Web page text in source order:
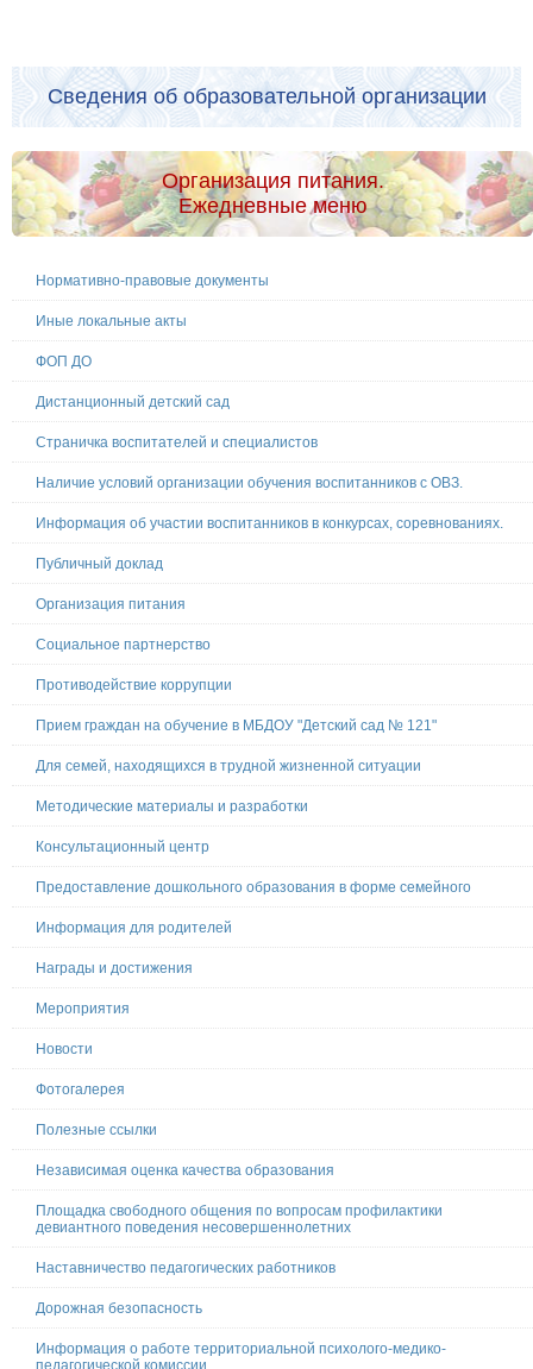
Сведения об образовательной организации
Организация питания.
Ежедневные меню
Нормативно-правовые документы
Иные локальные акты
ФОП ДО
Дистанционный детский сад
Страничка воспитателей и специалистов
Наличие условий организации обучения воспитанников с ОВЗ.
Информация об участии воспитанников в конкурсах, соревнованиях.
Публичный доклад
Организация питания
Социальное партнерство
Противодействие коррупции
Прием граждан на обучение в МБДОУ "Детский сад № 121"
Для семей, находящихся в трудной жизненной ситуации
Методические материалы и разработки
Консультационный центр
Предоставление дошкольного образования в форме семейного
Информация для родителей
Награды и достижения
Мероприятия
Новости
Фотогалерея
Полезные ссылки
Независимая оценка качества образования
Площадка свободного общения по вопросам профилактики
девиантного поведения несовершеннолетних
Наставничество педагогических работников
Дорожная безопасность
Информация о работе территориальной психолого-медико-